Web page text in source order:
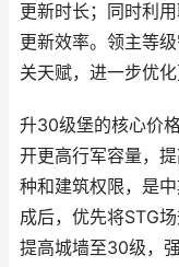
更新时长；同时利
更新效率。领主等
关天赋，进一步优化
升30级堡的核心价
开更高行军容量，
种和建筑权限，是
成后，优先将STG
提高城墙至30级，